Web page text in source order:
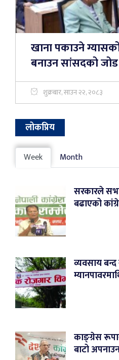
खाना पकाउने
बनाउन सांसदको जोड
शुक्रबार, साउन २२, २०८३
लोकप्रिय
Week Month
सरकारले
बढाएको
व्यवसाय
काङ्ग्रेस
बाटो